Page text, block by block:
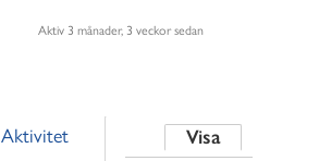
Aktiv 3 månader, 3 veckor sedan
Aktivitet
Visa